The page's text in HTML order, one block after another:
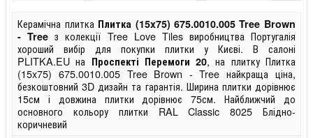
Керамічна плитка Плитка (15x75) 675.0010.005 Tree Brown
- Tree з колекції Tree Love Tiles виробництва Португалія
хороший вибір для покупки плитки у Києві. В салоні
PLITKA.EU на Проспекті Перемоги 20, на плитку Плитка
(15x75) 675.0010.005 Tree Brown - Tree найкраща ціна,
безкоштовний 3D дизайн та гарантія. Ширина плитки дорівнює
15см і довжина плитки дорівнює 75см. Найближчий до
основного кольору плитки RAL Classic 8025 Блідно-
коричневий